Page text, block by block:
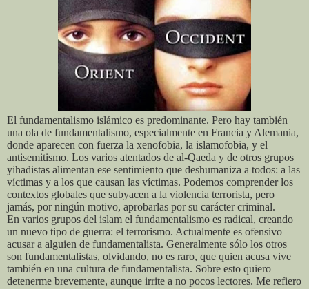
El fundamentalismo islámico es predominante. Pero hay también
una ola de fundamentalismo, especialmente en Francia y Alemania,
donde aparecen con fuerza la xenofobia, la islamofobia, y el
antisemitismo. Los varios atentados de al-Qaeda y de otros grupos
yihadistas alimentan ese sentimiento que deshumaniza a todos: a las
víctimas y a los que causan las víctimas. Podemos comprender los
contextos globales que subyacen a la violencia terrorista, pero
jamás, por ningún motivo, aprobarlas por su carácter criminal.
En varios grupos del islam el fundamentalismo es radical, creando
un nuevo tipo de guerra: el terrorismo. Actualmente es ofensivo
acusar a alguien de fundamentalista. Generalmente sólo los otros
son fundamentalistas, olvidando, no es raro, que quien acusa vive
también en una cultura de fundamentalista. Sobre esto quiero
detenerme brevemente, aunque irrite a no pocos lectores. Me refiero